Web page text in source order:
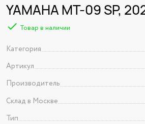
YAMAHA MT-09 SP,
Товар в наличии
Категория
Артикул
Производитель
Склад в Москве
Тип